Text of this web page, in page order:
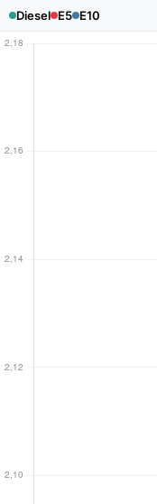
Diesel E5 E10